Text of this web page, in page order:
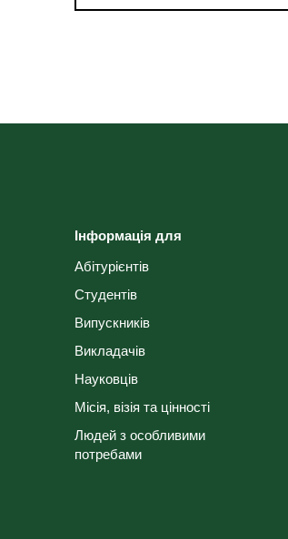
Інформація для
Абітурієнтів
Студентів
Випускників
Викладачів
Науковців
Місія, візія та цінності
Людей з особливими
потребами